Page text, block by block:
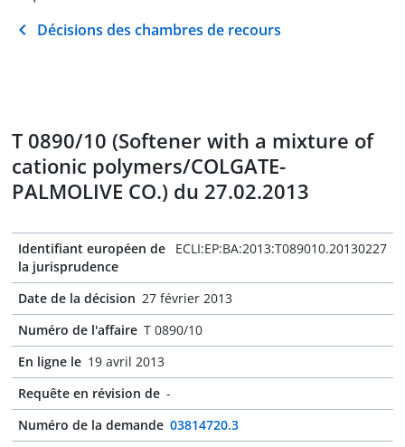
Décisions des chambres de recours
T 0890/10 (Softener with a mixture of
cationic polymers/COLGATE-
PALMOLIVE CO.) du 27.02.2013
Identifiant européen de
la jurisprudence
ECLI:EP:BA:2013:T089010.20130227
Date de la décision 27 février 2013
Numéro de l'affaire T 0890/10
En ligne le 19 avril 2013
Requête en révision de -
Numéro de la demande 03814720.3